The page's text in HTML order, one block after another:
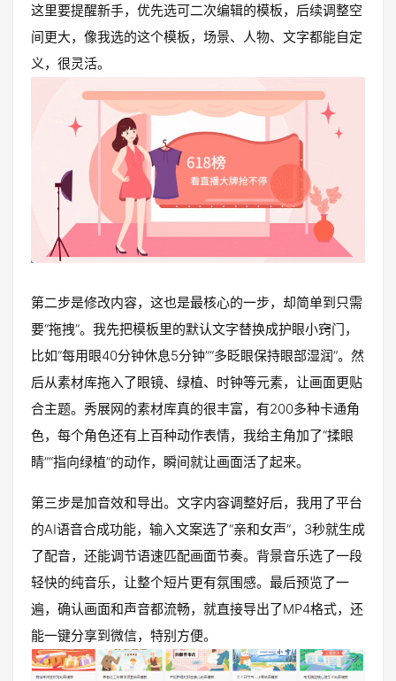
这里要提醒新手，优先选可二次编辑的模板，后续调整空
间更大，像我选的这个模板，场景、人物、文字都能自定
义，很灵活。
第二步是修改内容，这也是最核心的一步，却简单到只需
要“拖拽”。我先把模板里的默认文字替换成护眼小窍门，
比如“每用眼40分钟休息5分钟”“多眨眼保持眼部湿润”。然
后从素材库拖入了眼镜、绿植、时钟等元素，让画面更贴
合主题。秀展网的素材库真的很丰富，有200多种卡通角
色，每个角色还有上百种动作表情，我给主角加了“揉眼
睛”“指向绿植”的动作，瞬间就让画面活了起来。
第三步是加音效和导出。文字内容调整好后，我用了平台
的AI语音合成功能，输入文案选了“亲和女声”，3秒就生成
了配音，还能调节语速匹配画面节奏。背景音乐选了一段
轻快的纯音乐，让整个短片更有氛围感。最后预览了一
遍，确认画面和声音都流畅，就直接导出了MP4格式，还
能一键分享到微信，特别方便。